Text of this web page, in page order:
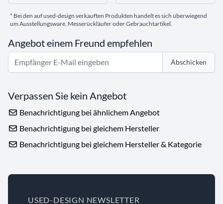
* Bei den auf used-design verkauften Produkten handelt es sich überwiegend
um Ausstellungsware, Messerückläufer oder Gebrauchtartikel.
Angebot einem Freund empfehlen
Abschicken
Verpassen Sie kein Angebot
Benachrichtigung bei ähnlichem Angebot
Benachrichtigung bei gleichem Hersteller
Benachrichtigung bei gleichem Hersteller & Kategorie
USED-DESIGN NEWSLETTER